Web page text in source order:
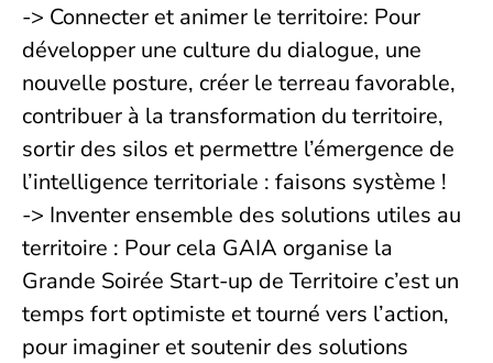
-> Connecter et animer le territoire: Pour
développer une culture du dialogue, une
nouvelle posture, créer le terreau favorable,
contribuer à la transformation du territoire,
sortir des silos et permettre l’émergence de
l’intelligence territoriale : faisons système !
-> Inventer ensemble des solutions utiles au
territoire : Pour cela GAIA organise la
Grande Soirée Start-up de Territoire c’est un
temps fort optimiste et tourné vers l’action,
pour imaginer et soutenir des solutions